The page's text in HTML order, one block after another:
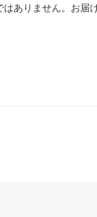
ありません。お